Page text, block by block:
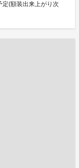
(額装出来上がり次